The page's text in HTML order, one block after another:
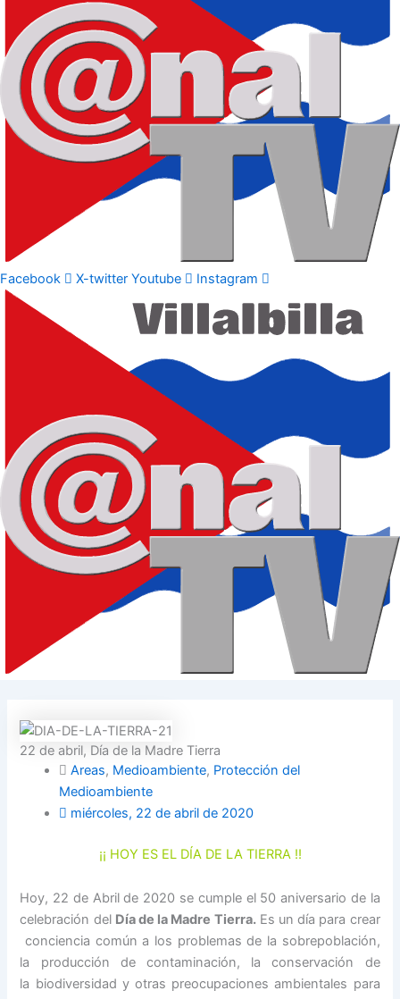
Facebook X-twitter Youtube Instagram
22 de abril, Día de la Madre Tierra
Areas, Medioambiente, Protección del
Medioambiente
miércoles, 22 de abril de 2020
¡¡ HOY ES EL DÍA DE LA TIERRA !!
Hoy, 22 de Abril de 2020 se cumple el 50 aniversario de la
celebración del Día de la Madre Tierra.Es un día para crear
conciencia común a los problemas de la sobrepoblación,
la producción de contaminación, la conservación de
la biodiversidad y otras preocupaciones ambientales para